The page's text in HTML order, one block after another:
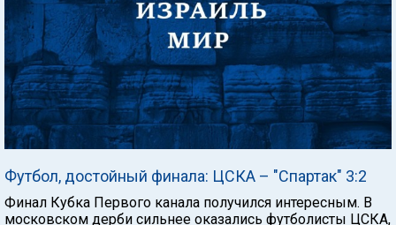
Футбол, достойный финала: ЦСКА – "Спартак" 3:2
Финал Кубка Первого канала получился интересным. В
московском дерби сильнее оказались футболисты ЦСКА,